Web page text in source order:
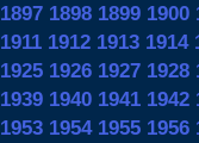
1897 1898 1899 1900
1911 1912 1913 1914
1925 1926 1927 1928
1939 1940 1941 1942
1953 1954 1955 1956